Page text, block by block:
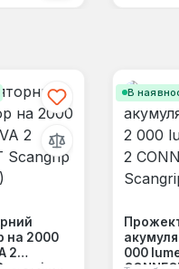
на 2000
2
В
000